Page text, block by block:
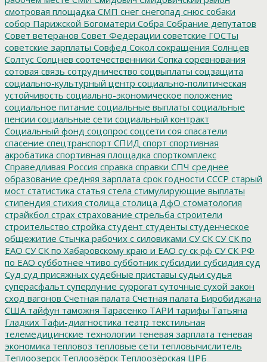
смотровая площадка СМП снег снегопад снюс собаки
собор Парижской Богоматери Собра Собрание депутатов
Совет ветеранов Совет Федерации советские ГОСТы
советские зарплаты Совфед Сокол сокращения Солнцев
Солтус Солцнев соотечественники Сопка соревнования
сотовая связь сотрудничество соцвыплаты соцзащита
социально-культурный центр социально-политическая
устойчивость социально-экономическое положение
социальное питание социальные выплаты социальные
пенсии социальные сети социальный контракт
Социальный фонд соцопрос соцсети соя спасатели
спасение спецтранспорт СПИД спорт спортивная
акробатика спортивная площадка спорткомплекс
Справедливая Россия справка справки СПЧ среднее
образование средняя зарплата срок годности СССР старый
мост статистика статья стела стимулирующие выплаты
стипендия стихия столица столица ДфО стоматология
страйкбол страх страхование стрельба строители
строительство стройка студент студенты студенческое
общежитие Стычка рабочих с силовиками СУ СК СУ СК по
ЕАО СУ СК по Хабаровскому краю и ЕАО су ск рф СУ СК РФ
по ЕАО субботнее чтиво субботник субсидии субсидия суд
Суд суд присяжных судебные приставы судьи судья
суперасфальт суперлуние суррогат суточные сухой закон
сход вагонов Счетная палата Счетная палата Биробиджана
США тайфун таможня Тарасенко ТАРИ тарифы Татьяна
Гладких Тафи-диагностика театр текстильная
телемедицинские технологии теневая зарплата теневая
экономика тепловоз тепловые сети тепловычислитель
Теплоозерск Теплоозёрск Теплоозёрская ЦРБ